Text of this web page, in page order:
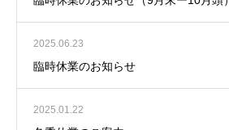
2025.06.23
臨時休業のお知らせ
2025.01.22